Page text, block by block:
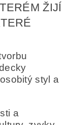
ŽIJÍ
styl a
a